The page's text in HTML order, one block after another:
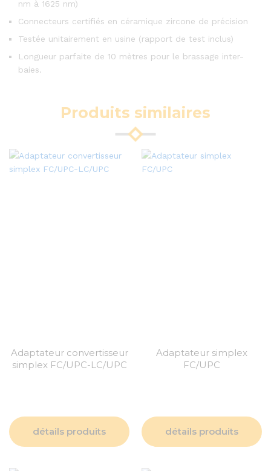
nm à 1625 nm)
Connecteurs certifiés en céramique zircone de précision
Testée unitairement en usine (rapport de test inclus)
Longueur parfaite de 10 mètres pour le brassage inter-
baies.
Produits similaires
Adaptateur convertisseur
simplex FC/UPC-LC/UPC
détails produits
Adaptateur simplex
FC/UPC
détails produits